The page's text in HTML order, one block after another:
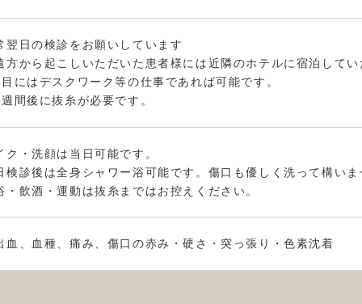
翌日の検診をお願いしています
方から起こしいただいた患者様には近隣のホテルに宿泊して
にはデスクワーク等の仕事であれば可能です。
間後に抜糸が必要です。
ク・洗顔は当日可能です。
検診後は全身シャワー浴可能です。傷口も優しく洗って構い
・飲酒・運動は抜糸まではお控えください。
血、血種、痛み、傷口の赤み・硬さ・突っ張り・色素沈着